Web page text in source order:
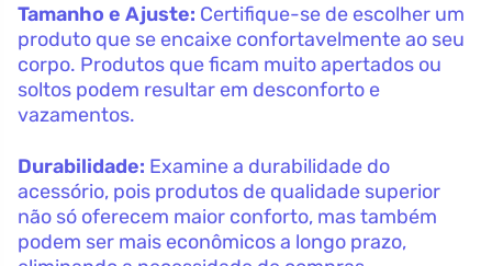
Tamanho e Ajuste: Certifique-se de escolher um
produto que se encaixe confortavelmente ao seu
corpo. Produtos que ficam muito apertados ou
soltos podem resultar em desconforto e
vazamentos.
Durabilidade: Examine a durabilidade do
acessório, pois produtos de qualidade superior
não só oferecem maior conforto, mas também
podem ser mais econômicos a longo prazo,